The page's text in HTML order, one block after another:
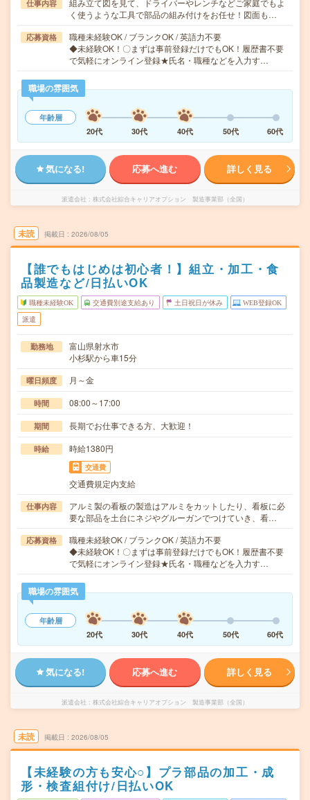
仕事内容
組み立て図を見て、ドライバーやレンチなどご家庭でもよ
く使うような工具で部品の組み付けをお任せ！図面も…
応募資格
職種未経験OK / ブランクOK / 英語力不要
◆未経験OK！〇まずは事前登録だけでもOK！履歴書不要
で気軽にオンライン登録★氏名・職種などを入力す…
職場の雰囲気
年齢層
20代
30代 40代 50代 60代
気になる! 応募へ進む 詳しく見る
派遣会社 株式会社綜合キャリアオプション 製造事業部（全国）
未読 掲載日 2026/08/05
【誰でもはじめは初心者！】組立・加工・食
品製造など/日払いOK
職種未経験OK 交通費別途支給あり 土日祝日が休み WEB登録OK
派遣
勤務地
富山県射水市
小杉駅から車15分
曜日頻度 月～金
時間 08:00～17:00
期間 長期でお仕事できる方、大歓迎！
時給 時給1380円
交通費
交通費規定内支給
仕事内容
アルミ製の看板の製造はアルミをカットしたり、看板に必
要な部品を土台にネジやグルーガンでつけていき、看…
応募資格
職種未経験OK / ブランクOK / 英語力不要
◆未経験OK！〇まずは事前登録だけでもOK！履歴書不要
で気軽にオンライン登録★氏名・職種などを入力す…
職場の雰囲気
年齢層
20代
30代 40代 50代 60代
気になる! 応募へ進む 詳しく見る
派遣会社 株式会社綜合キャリアオプション 製造事業部（全国）
未読 掲載日 2026/08/05
【未経験の方も安心○】プラ部品の加工・成
形・検査組付け/日払いOK